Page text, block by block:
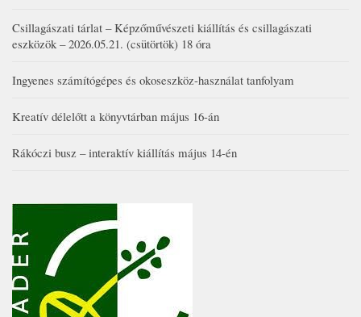
Csillagászati tárlat – Képzőművészeti kiállítás és csillagászati
eszközök – 2026.05.21. (csütörtök) 18 óra
Ingyenes számítógépes és okoseszköz-használat tanfolyam
Kreatív délelőtt a könyvtárban május 16-án
Rákóczi busz – interaktív kiállítás május 14-én